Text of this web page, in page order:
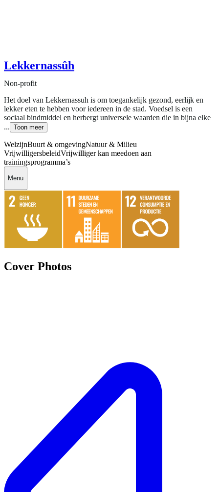
Lekkernassûh
Non-profit
Het doel van Lekkernassuh is om toegankelijk gezond, eerlijk en
lekker eten te hebben voor iedereen in de stad. Voedsel is een
sociaal bindmiddel en herbergt universele waarden die in bijna elke
... Toon meer
WelzijnBuurt & omgevingNatuur & Milieu
VrijwilligersbeleidVrijwilliger kan meedoen aan
trainingsprogramma’s
Menu
Cover Photos